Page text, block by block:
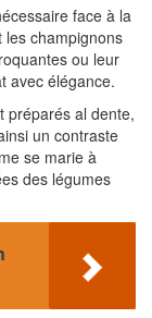
face à la
les champignons
ou leur
avec élégance.
préparés al dente,
un contraste
se marie à
des légumes